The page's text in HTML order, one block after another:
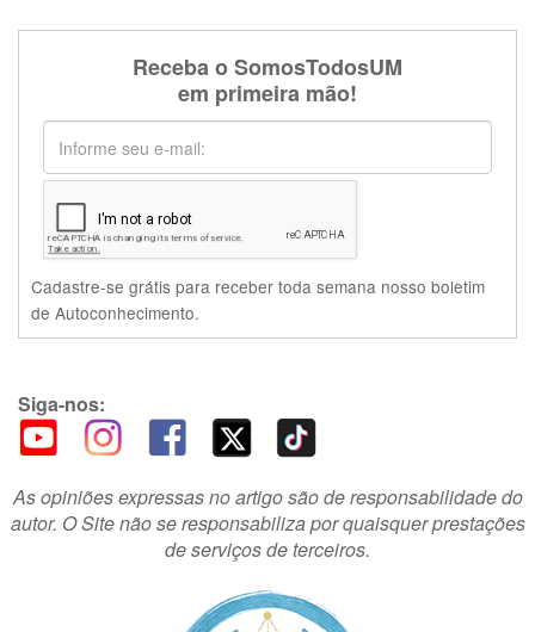
Receba o SomosTodosUM
em primeira mão!
Cadastre-se grátis para receber toda semana nosso boletim
de Autoconhecimento.
Siga-nos:
As opiniões expressas no artigo são de responsabilidade do
autor. O Site não se responsabiliza por quaisquer prestações
de serviços de terceiros.